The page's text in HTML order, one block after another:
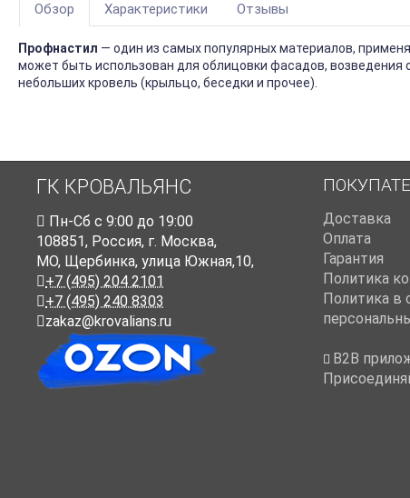
Обзор Характеристики Отзывы
Профнастил — один из самых популярных материалов,
может быть использован для облицовки фасадов, возведения
небольших кровель (крыльцо, беседки и прочее).
ГК КРОВАЛЬЯНС
Пн-Cб с 9:00 до 19:00
108851, Россия, г. Москва,
МО, Щербинка, улица Южная,10,
+7 (495) 204 2101
+7 (495) 240 8303
zakaz@krovalians.ru
Доставка
Оплата
Гарантия
Политика
Политика в
B2B